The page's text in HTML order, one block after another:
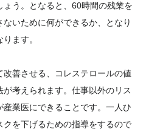
う。となると、60時間の残業を
いために何ができるか、となり
ます。
善させる、コレステロールの値
考えられます。仕事以外のリス
業医にできることです。一人ひ
を下げるための指導をするので